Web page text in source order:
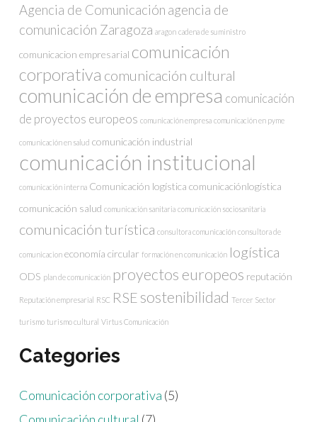
Agencia de Comunicación agencia de
comunicación Zaragoza aragon cadena de suministro
comunicacion empresarial comunicación
corporativa comunicación cultural
comunicación de empresa comunicación
de proyectos europeos comunicación empresa comunicación en pyme
comunicación en salud comunicación industrial
comunicación institucional
comunicación interna Comunicación logística comunicaciónlogística
comunicación salud comunicación sanitaria comunicación sociosanitaria
comunicación turística consultora comunicación consultora de
comunicacion economía circular formación en comunicación logística
ODS plan de comunicación proyectos europeos reputación
Reputación empresarial RSC RSE sostenibilidad Tercer Sector
turismo turismo cultural Virtus Comunicación
Categories
Comunicación corporativa (5)